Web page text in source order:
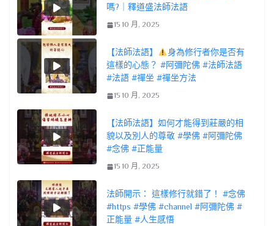
嗎?｜釋道盛法師法語
15 10 月, 2025
【法師法語】
身為修行者你是否有
這樣的心態？ #阿彌陀佛 #法師法語
#法語 #禪坐 #禪坐方法
15 10 月, 2025
【法師法語】如何才能得到莊嚴的相
貌以及別人的尊敬 #學佛 #阿彌陀佛
#念佛 #正能量
15 10 月, 2025
法師開示： 這樣修行就錯了！ #念佛
#https #學佛 #channel #阿彌陀佛 #
正能量 #人生感悟